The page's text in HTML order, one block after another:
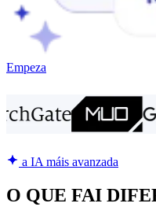
Empeza
a IA máis avanzada
O QUE FAI